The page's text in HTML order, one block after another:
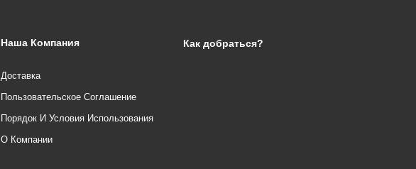
Наша Компания
Доставка
Пользовательское Соглашение
Порядок И Условия Использования
О Компании
Как добраться?